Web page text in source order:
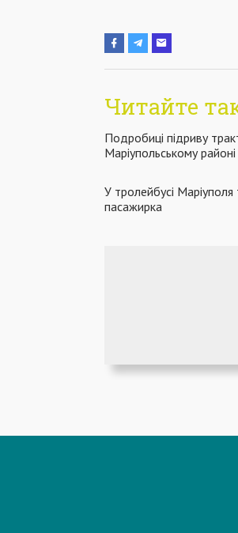
Читайте
Подробиці підриву
Маріупольському районі
У тролейбусі
пасажирка